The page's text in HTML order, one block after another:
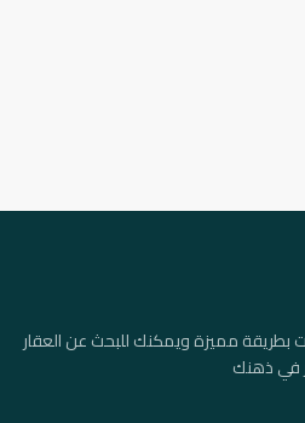
بطريقة مميزة ويمكنك للبحث عن العقار
في ذهنك